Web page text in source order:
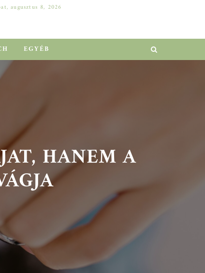
augusztus 8, 2026
EGYÉB
HANEM A